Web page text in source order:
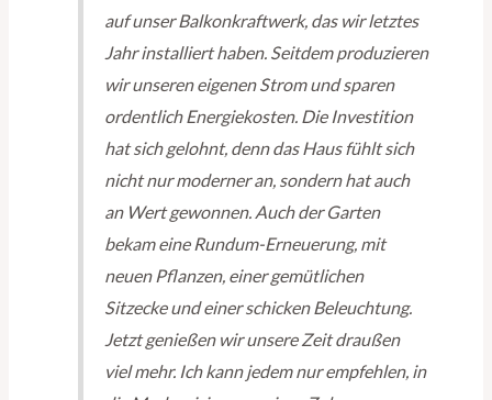
auf unser Balkonkraftwerk, das wir letztes
Jahr installiert haben. Seitdem produzieren
wir unseren eigenen Strom und sparen
ordentlich Energiekosten. Die Investition
hat sich gelohnt, denn das Haus fühlt sich
nicht nur moderner an, sondern hat auch
an Wert gewonnen. Auch der Garten
bekam eine Rundum-Erneuerung, mit
neuen Pflanzen, einer gemütlichen
Sitzecke und einer schicken Beleuchtung.
Jetzt genießen wir unsere Zeit draußen
viel mehr. Ich kann jedem nur empfehlen, in